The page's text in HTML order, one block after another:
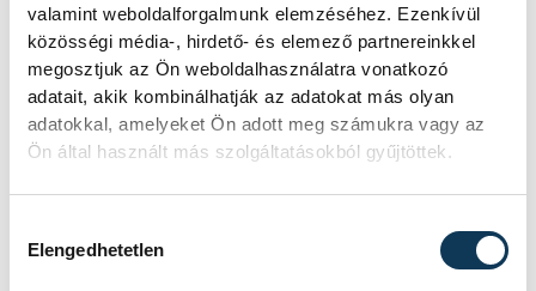
valamint weboldalforgalmunk elemzéséhez. Ezenkívül
közösségi média-, hirdető- és elemező partnereinkkel
megosztjuk az Ön weboldalhasználatra vonatkozó
adatait, akik kombinálhatják az adatokat más olyan
adatokkal, amelyeket Ön adott meg számukra vagy az
Ön által használt más szolgáltatásokból gyűjtöttek.
Elengedhetetlen
nőhet ki a magaskultúra. A személyes,
határokon túlnyúló barátságok, szerelmek
és emberi kapcsolatok kötik össze a
nemzeteket. Ez 2023-ban számunkra is